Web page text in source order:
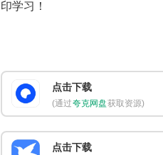
印学习！
点击下载
(通过夸克网盘获取资源)
点击下载